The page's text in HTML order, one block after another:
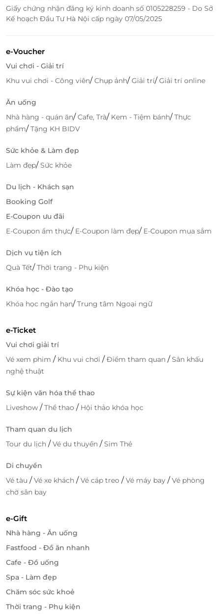
Giấy chứng nhận đăng ký kinh doanh số 0105228259 - Do Sở
Kế hoạch Đầu Tư Hà Nội cấp ngày 07/05/2025
e-Voucher
Vui chơi - Giải trí
Khu vui chơi - Công viên/Chụp ảnh/Giải trí/Giải trí online
Ăn uống
Nhà hàng - quán ăn/Cafe, Trà/ Kem - Tiệm bánh/Thực
phẩm/Tặng KH BIDV
Sức khỏe & Làm đẹp
Làm đẹp/Sức khỏe
Du lịch - Khách sạn
Booking Golf
E-Coupon ưu đãi
E-Coupon ẩm thực/ E-Coupon làm đẹp/ E-Coupon mua sắm
Dịch vụ tiện ích
Quà Tết/Thời trang - Phụ kiện
Khóa học - Đào tạo
Khóa học ngắn hạn/Trung tâm Ngoại ngữ
e-Ticket
Vui chơi giải trí
Vé xem phim / Khu vui chơi /Điểm tham quan /Sân khấu
nghệ thuật
Sự kiện văn hóa thể thao
Liveshow /Thể thao / Hội thảo khóa học
Tham quan du lịch
Tour du lịch /Vé du thuyền /Sim Thẻ
Di chuyển
Vé tàu /Vé xe khách /Vé cáp treo /Vé máy bay /Vé phòng
chờ sân bay
e-Gift
Nhà hàng - Ăn uống
Fastfood - Đồ ăn nhanh
Cafe - Đồ uống
Spa - Làm đẹp
Chăm sóc sức khoẻ
Thời trang - Phụ kiện